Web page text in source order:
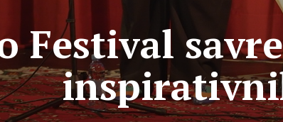
Festival